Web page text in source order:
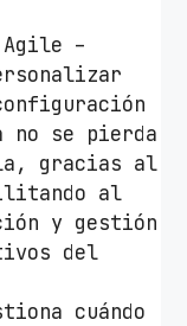
–
no se pierda
gracias al
al
y gestión
del
cuándo